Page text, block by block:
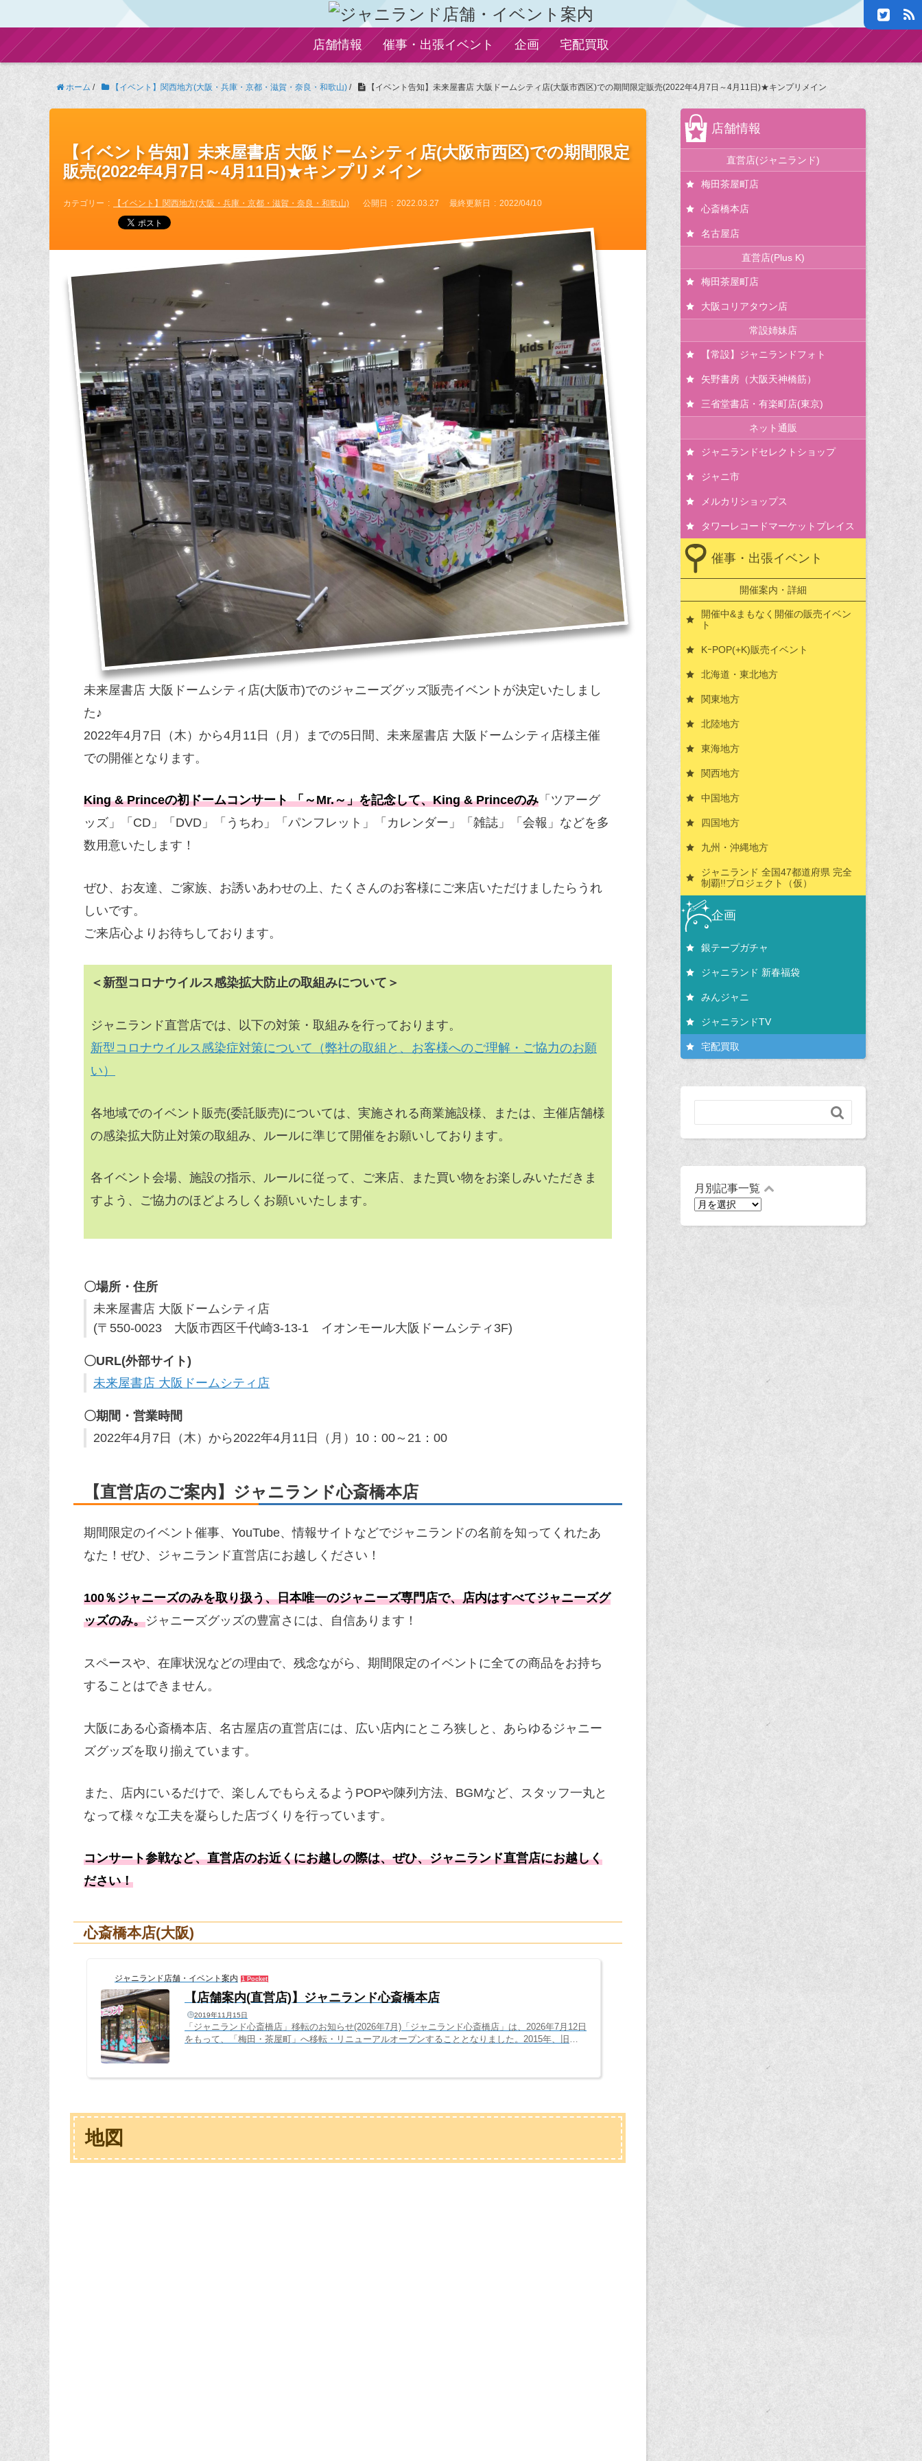
店舗情報 催事・出張イベント 企画 宅配買取
ホーム / 【イベント】関西地方(大阪・兵庫・京都・滋賀・奈良・和歌山) / 【イベント告知】未来屋書店 大阪ドームシティ店(大阪市西区)での期間限定販売(2022年4月7日～4月11日)★キンプリメイン
【イベント告知】未来屋書店 大阪ドームシティ店(大阪市西区)での期間限定
販売(2022年4月7日～4月11日)★キンプリメイン
カテゴリー 【イベント】関西地方(大阪・兵庫・京都・滋賀・奈良・和歌山) 公開日 2022.03.27 最終更新日 2022/04/10
未来屋書店 大阪ドームシティ店(大阪市)でのジャニーズグッズ販売イベントが決定いたしまし
た♪
2022年4月7日（木）から4月11日（月）までの5日間、未来屋書店 大阪ドームシティ店様主催
での開催となります。
King & Princeの初ドームコンサート 「～Mr.～」を記念して、King & Princeのみ 「ツアーグ
ッズ」「CD」「DVD」「うちわ」「パンフレット」「カレンダー」「雑誌」「会報」などを多
数用意いたします！
ぜひ、お友達、ご家族、お誘いあわせの上、たくさんのお客様にご来店いただけましたらうれ
しいです。
ご来店心よりお待ちしております。
＜新型コロナウイルス感染拡大防止の取組みについて＞
ジャニランド直営店では、以下の対策・取組みを行っております。
新型コロナウイルス感染症対策について（弊社の取組と、お客様へのご理解・ご協力のお願
い）
各地域でのイベント販売(委託販売)については、実施される商業施設様、または、主催店舗様
の感染拡大防止対策の取組み、ルールに準じて開催をお願いしております。
各イベント会場、施設の指示、ルールに従って、ご来店、また買い物をお楽しみいただきま
すよう、ご協力のほどよろしくお願いいたします。
〇場所・住所
未来屋書店 大阪ドームシティ店
(〒550-0023 大阪市西区千代崎3-13-1 イオンモール大阪ドームシティ3F)
〇URL(外部サイト)
未来屋書店 大阪ドームシティ店
〇期間・営業時間
2022年4月7日（木）から2022年4月11日（月）10：00～21：00
【直営店のご案内】ジャニランド心斎橋本店
期間限定のイベント催事、YouTube、情報サイトなどでジャニランドの名前を知ってくれたあ
なた！ぜひ、ジャニランド直営店にお越しください！
100％ジャニーズのみを取り扱う、日本唯一のジャニーズ専門店で、店内はすべてジャニーズグ
ッズのみ。ジャニーズグッズの豊富さには、自信あります！
スペースや、在庫状況などの理由で、残念ながら、期間限定のイベントに全ての商品をお持ち
することはできません。
大阪にある心斎橋本店、名古屋店の直営店には、広い店内にところ狭しと、あらゆるジャニー
ズグッズを取り揃えています。
また、店内にいるだけで、楽しんでもらえるようPOPや陳列方法、BGMなど、スタッフ一丸と
なって様々な工夫を凝らした店づくりを行っています。
コンサート参戦など、直営店のお近くにお越しの際は、ぜひ、ジャニランド直営店にお越しく
ださい！
心斎橋本店(大阪)
ジャニランド店舗・イベント案内 1 Pocket
【店舗案内(直営店)】ジャニランド心斎橋本店
2019年11月15日
「ジャニランド心斎橋店」移転のお知らせ(2026年7月)「ジャニランド心斎橋店」は、2026年7月12日
をもって、「梅田・茶屋町」へ移転・リニューアルオープンすることとなりました。2015年、旧ジ
店」へのご来店、ご利用心よりお待ちしております。━━━━━━━━━━━━━━━━━━━━
地図
店舗情報
直営店(ジャニランド)
梅田茶屋町店
心斎橋本店
名古屋店
直営店(Plus K)
梅田茶屋町店
大阪コリアタウン店
常設姉妹店
【常設】ジャニランドフォト
矢野書房（大阪天神橋筋）
三省堂書店・有楽町店(東京)
ネット通販
ジャニランドセレクトショップ
ジャニ市
メルカリショップス
タワーレコードマーケットプレイス
催事・出張イベント
開催案内・詳細
開催中&まもなく開催の販売イベン
ト
KｰPOP(+K)販売イベント
北海道・東北地方
関東地方
北陸地方
東海地方
関西地方
中国地方
四国地方
九州・沖縄地方
ジャニランド 全国47都道府県 完全
制覇!!プロジェクト（仮）
企画
銀テープガチャ
ジャニランド 新春福袋
みんジャニ
ジャニランドTV
宅配買取

月別記事一覧
月